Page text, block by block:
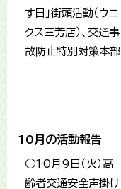
す日」街頭活動（ウニ
クス三芳店）、交通事
故防止特別対策本部
10月の活動報告
○10月9日（火）高
齢者交通安全声掛け